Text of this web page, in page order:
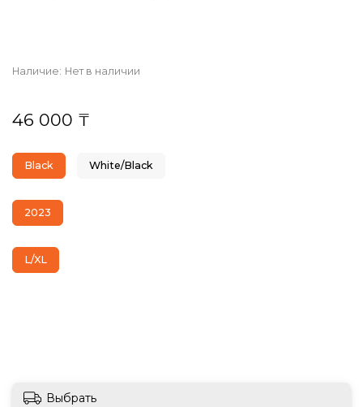
Наличие: Нет в наличии
46 000 ₸
Black White/Black
2023
L/XL
Выбрать